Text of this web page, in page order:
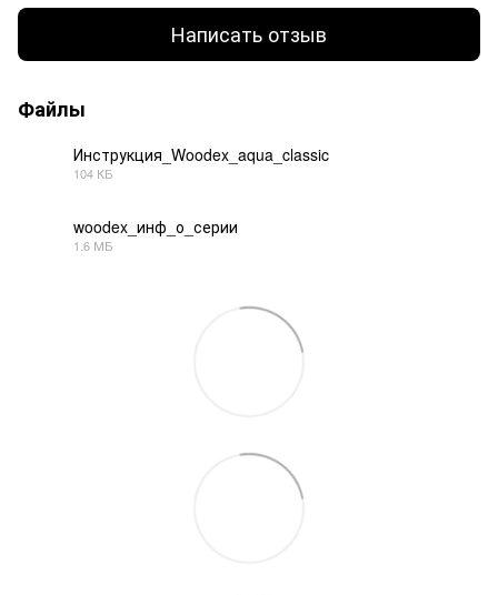
Написать отзыв
Файлы
Инструкция_Woodex_aqua_classic
104 КБ
woodex_инф_о_серии
1.6 МБ